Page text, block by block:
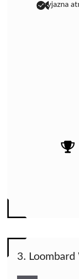
przyjazna
3. Loombard